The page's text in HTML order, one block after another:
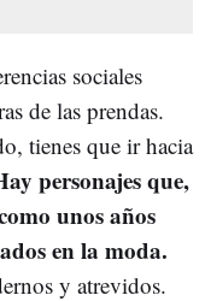
sociales
de las prendas.
tienes que ir hacia
personajes que,
unos años
en la moda.
y atrevidos.